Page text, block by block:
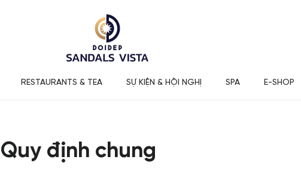
RESTAURANTS & TEA SỰ KIỆN & HỘI NGHỊ SPA E-SHOP
Quy định chung